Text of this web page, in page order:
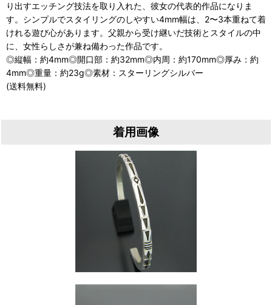
り出すエッチング技法を取り入れた、彼女の代表的作品になりま
す。シンプルでスタイリングのしやすい4mm幅は、2〜3本重ねて着
けれる遊び心があります。父親から受け継いだ技術とスタイルの中
に、女性らしさが兼ね備わった作品です。
◎縦幅：約4mm◎開口部：約32mm◎内周：約170mm◎厚み：約
4mm◎重量：約23g◎素材：スターリングシルバー
(送料無料)
着用画像